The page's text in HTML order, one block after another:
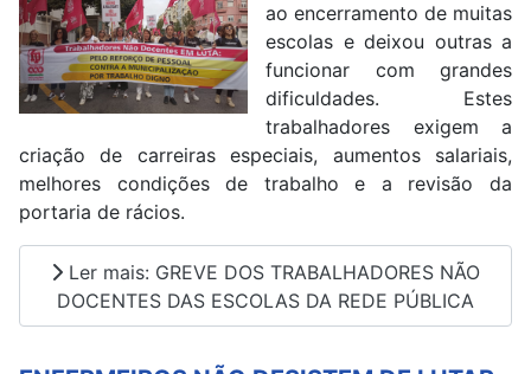
ao encerramento de muitas
escolas e deixou outras a
funcionar com grandes
dificuldades. Estes
trabalhadores exigem a
criação de carreiras especiais, aumentos salariais,
melhores condições de trabalho e a revisão da
portaria de rácios.
Ler mais: GREVE DOS TRABALHADORES NÃO
DOCENTES DAS ESCOLAS DA REDE PÚBLICA